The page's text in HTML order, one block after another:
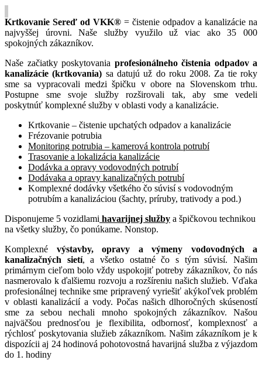
Krtkovanie Sereď od VKK® = čistenie odpadov a kanalizácie na
najvyššej úrovni. Naše služby využilo už viac ako 35 000
spokojných zákazníkov.
Naše začiatky poskytovania profesionálneho čistenia odpadov a
kanalizácie (krtkovania) sa datujú už do roku 2008. Za tie roky
sme sa vypracovali medzi špičku v obore na Slovenskom trhu.
Postupne sme svoje služby rozširovali tak, aby sme vedeli
poskytnúť komplexné služby v oblasti vody a kanalizácie.
Krtkovanie – čistenie upchatých odpadov a kanalizácie
Frézovanie potrubia
Monitoring potrubia – kamerová kontrola potrubí
Trasovanie a lokalizácia kanalizácie
Dodávka a opravy vodovodných potrubí
Dodávaka a opravy kanalizačných potrubí
Komplexné dodávky všetkého čo súvisí s vodovodným
potrubím a kanalizáciou (šachty, príruby, trativody a pod.)
Disponujeme 5 vozidlami havarijnej služby a špičkovou technikou
na všetky služby, čo ponúkame. Nonstop.
Komplexné výstavby, opravy a výmeny vodovodných a
kanalizačných sietí, a všetko ostatné čo s tým súvisí. Našim
primárnym cieľom bolo vždy uspokojiť potreby zákazníkov, čo nás
nasmerovalo k ďalšiemu rozvoju a rozšíreniu našich služieb. Vďaka
profesionálnej technike sme pripravený vyriešiť akýkoľvek problém
v oblasti kanalizácií a vody. Počas našich dlhoročných skúseností
sme za sebou nechali mnoho spokojných zákazníkov. Našou
najväčšou prednosťou je flexibilita, odbornosť, komplexnosť a
rýchlosť poskytovania služieb zákazníkom. Našim zákazníkom je k
dispozícii aj 24 hodinová pohotovostná havarijná služba z výjazdom
do 1. hodiny